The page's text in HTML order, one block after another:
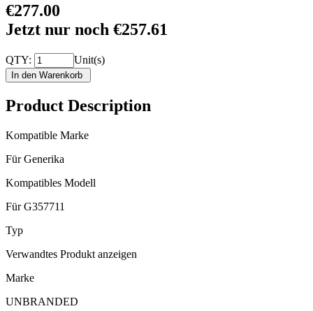
€277.00
Jetzt nur noch €257.61
QTY: Unit(s)
Product Description
Kompatible Marke
Für Generika
Kompatibles Modell
Für G357711
Typ
Verwandtes Produkt anzeigen
Marke
UNBRANDED